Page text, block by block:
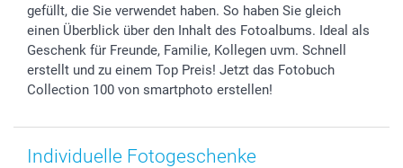
smartfriends
smartgarantie
smartbonus
gefüllt, die Sie verwendet haben. So haben Sie gleich
einen Überblick über den Inhalt des Fotoalbums. Ideal als
Geschenk für Freunde, Familie, Kollegen uvm. Schnell
erstellt und zu einem Top Preis! Jetzt das Fotobuch
Collection 100 von smartphoto erstellen!
Individuelle Fotogeschenke